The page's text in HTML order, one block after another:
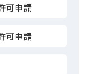
可申請
可申請